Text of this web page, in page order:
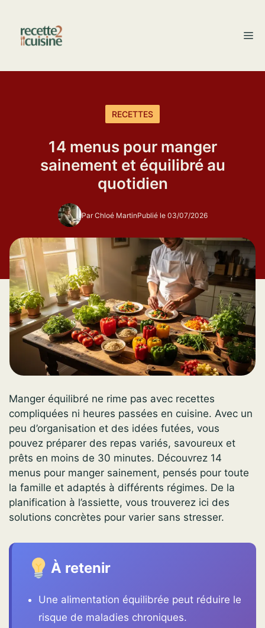
contenu
RECETTES
14 menus pour manger
sainement et équilibré au
quotidien
Par Chloé MartinPublié le 03/07/2026
Manger équilibré ne rime pas avec recettes
compliquées ni heures passées en cuisine. Avec un
peu d’organisation et des idées futées, vous
pouvez préparer des repas variés, savoureux et
prêts en moins de 30 minutes. Découvrez 14
menus pour manger sainement, pensés pour toute
la famille et adaptés à différents régimes. De la
planification à l’assiette, vous trouverez ici des
solutions concrètes pour varier sans stresser.
À retenir
Une alimentation équilibrée peut réduire le
risque de maladies chroniques.